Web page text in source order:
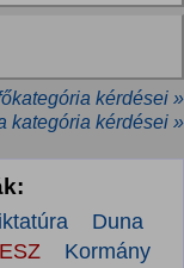
kérdései »
kategória kérdései »
Duna
Kormány